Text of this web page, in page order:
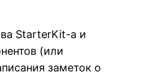
StarterKit-а и
(или
заметок о